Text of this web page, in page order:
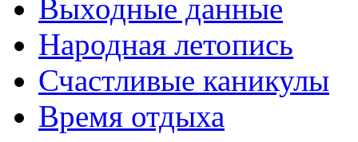
Выходные данные
Народная летопись
Счастливые каникулы
Время отдыха